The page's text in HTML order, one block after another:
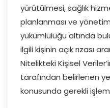
yürütülmesi, sağlık
planlanması ve
yükümlülüğü altında
ilgili kişinin açık rızası
Nitelikteki Kişisel
tarafından belirlenen
konusunda gerekli